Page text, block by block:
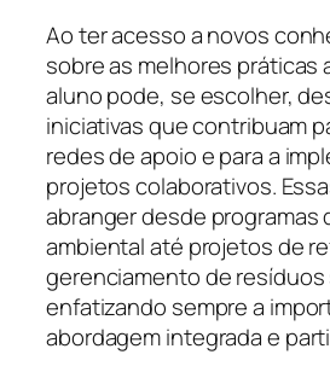
Ao ter acesso a novos
sobre as melhores práticas
aluno pode, se escolher,
iniciativas que contribuam
redes de apoio e para a
projetos colaborativos.
abranger desde programas
ambiental até projetos de
gerenciamento de resíduos
enfatizando sempre a
abordagem integrada e